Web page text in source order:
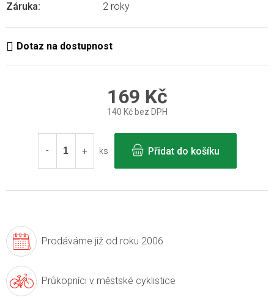
Záruka: 2 roky
169 Kč
140 Kč bez DPH
cena:
ks
Přidat do košíku
Prodáváme již od roku 2006
Průkopníci v městské cyklistice